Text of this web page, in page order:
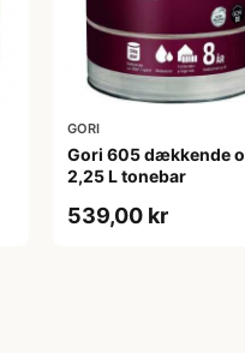
GORI
Gori 605 dækkende
2,25 L tonebar
539,00 kr